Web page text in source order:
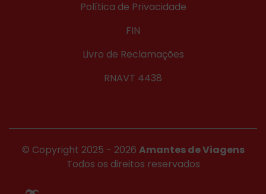
Política de Privacidade
FIN
Livro de Reclamações
RNAVT 4438
© Copyright 2025 - 2026 Amantes de Viagens
Todos os direitos reservados